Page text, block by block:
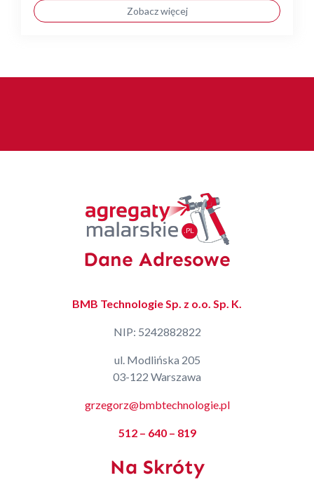
Zobacz więcej
Dane Adresowe
BMB Technologie Sp. z o.o. Sp. K.
NIP: 5242882822
ul. Modlińska 205
03-122 Warszawa
grzegorz@bmbtechnologie.pl
512 – 640 – 819
Na Skróty